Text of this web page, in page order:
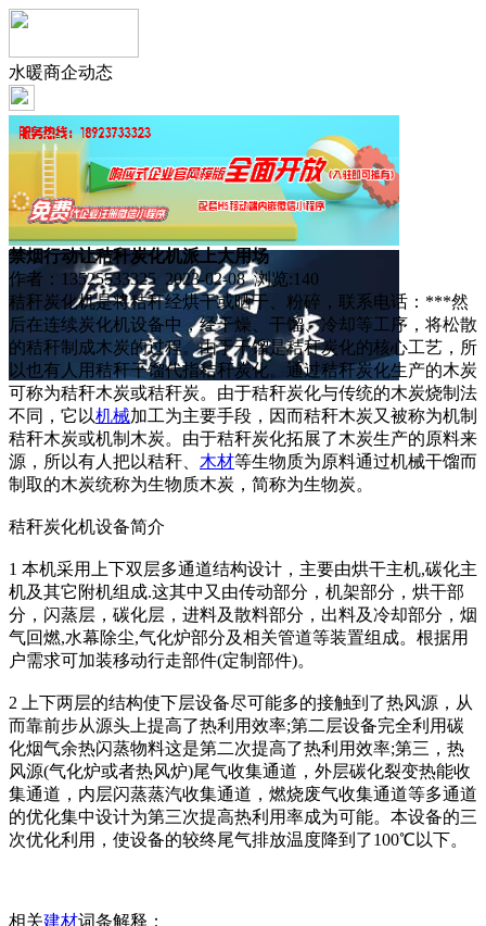
水暖商企动态
禁烟行动让秸秆炭化机派上大用场
作者：13525533325 2023-02-08 浏览:140
秸秆炭化机是将秸秆经烘干或晒干、粉碎，联系电话：***然
后在连续炭化机设备中，经干燥、干馏、冷却等工序，将松散
的秸秆制成木炭的过程。由于干馏是秸秆炭化的核心工艺，所
以也有人用秸秆干馏代指秸秆炭化。通过秸秆炭化生产的木炭
可称为秸秆木炭或秸秆炭。由于秸秆炭化与传统的木炭烧制法
不同，它以机械加工为主要手段，因而秸秆木炭又被称为机制
秸秆木炭或机制木炭。由于秸秆炭化拓展了木炭生产的原料来
源，所以有人把以秸秆、 木材等生物质为原料通过机械干馏而
制取的木炭统称为生物质木炭，简称为生物炭。
秸秆炭化机设备简介
1 本机采用上下双层多通道结构设计，主要由烘干主机,碳化主
机及其它附机组成.这其中又由传动部分，机架部分，烘干部
分，闪蒸层，碳化层，进料及散料部分，出料及冷却部分，烟
气回燃,水幕除尘,气化炉部分及相关管道等装置组成。根据用
户需求可加装移动行走部件(定制部件)。
2 上下两层的结构使下层设备尽可能多的接触到了热风源，从
而靠前步从源头上提高了热利用效率;第二层设备完全利用碳
化烟气余热闪蒸物料这是第二次提高了热利用效率;第三，热
风源(气化炉或者热风炉)尾气收集通道，外层碳化裂变热能收
集通道，内层闪蒸蒸汽收集通道，燃烧废气收集通道等多通道
的优化集中设计为第三次提高热利用率成为可能。本设备的三
次优化利用，使设备的较终尾气排放温度降到了100℃以下。
相关建材词条解释：